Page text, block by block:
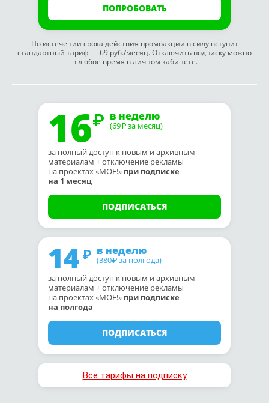
ПОПРОБОВАТЬ
По истечении срока действия промоакции в силу вступит
стандартный тариф — 69 руб./месяц. Отключить подписку можно
в любое время в личном кабинете.
16 в неделю
(69₽ за месяц)
за полный доступ к новым и архивным
материалам + отключение рекламы
на проектах «МОЁ!» при подписке
на 1 месяц
ПОДПИСАТЬСЯ
14 в неделю
(380₽ за полгода)
за полный доступ к новым и архивным
материалам + отключение рекламы
на проектах «МОЁ!» при подписке
на полгода
ПОДПИСАТЬСЯ
Все тарифы на подписку